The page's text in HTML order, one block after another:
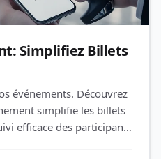
Simplifiez Billets
événements. Découvrez
simplifie les billets
efficace des participants